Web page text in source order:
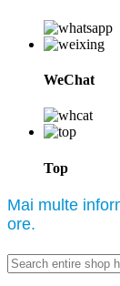
WeChat
Top
Mai multe
ore.